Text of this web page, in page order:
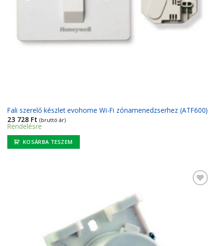
Fali szerelő készlet evohome Wi-Fi zónamenedzserhez (ATF600)
23 728 Ft (bruttó ár)
Rendelésre
KOSÁRBA TESZEM